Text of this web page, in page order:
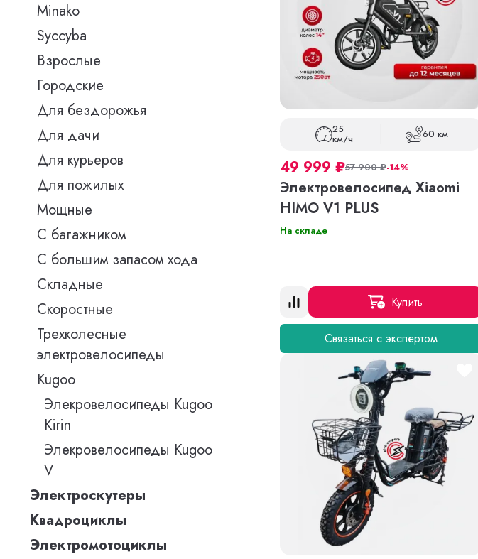
Minako
Syccyba
Взрослые
Городские
Для бездорожья
Для дачи
Для курьеров
Для пожилых
Мощные
С багажником
С большим запасом хода
Складные
Скоростные
Трехколесные
электровелосипеды
Kugoo
Элекровелосипеды Kugoo
Kirin
Элекровелосипеды Kugoo
V
Электроскутеры
Квадроциклы
Электромотоциклы
25
км/ч 60 км
49 999 ₽57 900₽-14%
Электровелосипед Xiaomi
HIMO V1 PLUS
На складе
Купить
Связаться с экспертом